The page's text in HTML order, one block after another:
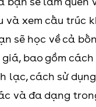
và xem cấu trúc
sẽ học về cả
bao gồm
lạc, cách sử
và đa dạng